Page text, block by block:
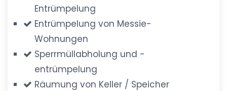
Entrümpelung
Entrümpelung von Messie-
Wohnungen
Sperrmüllabholung und -
entrümpelung
Räumung von Keller / Speicher